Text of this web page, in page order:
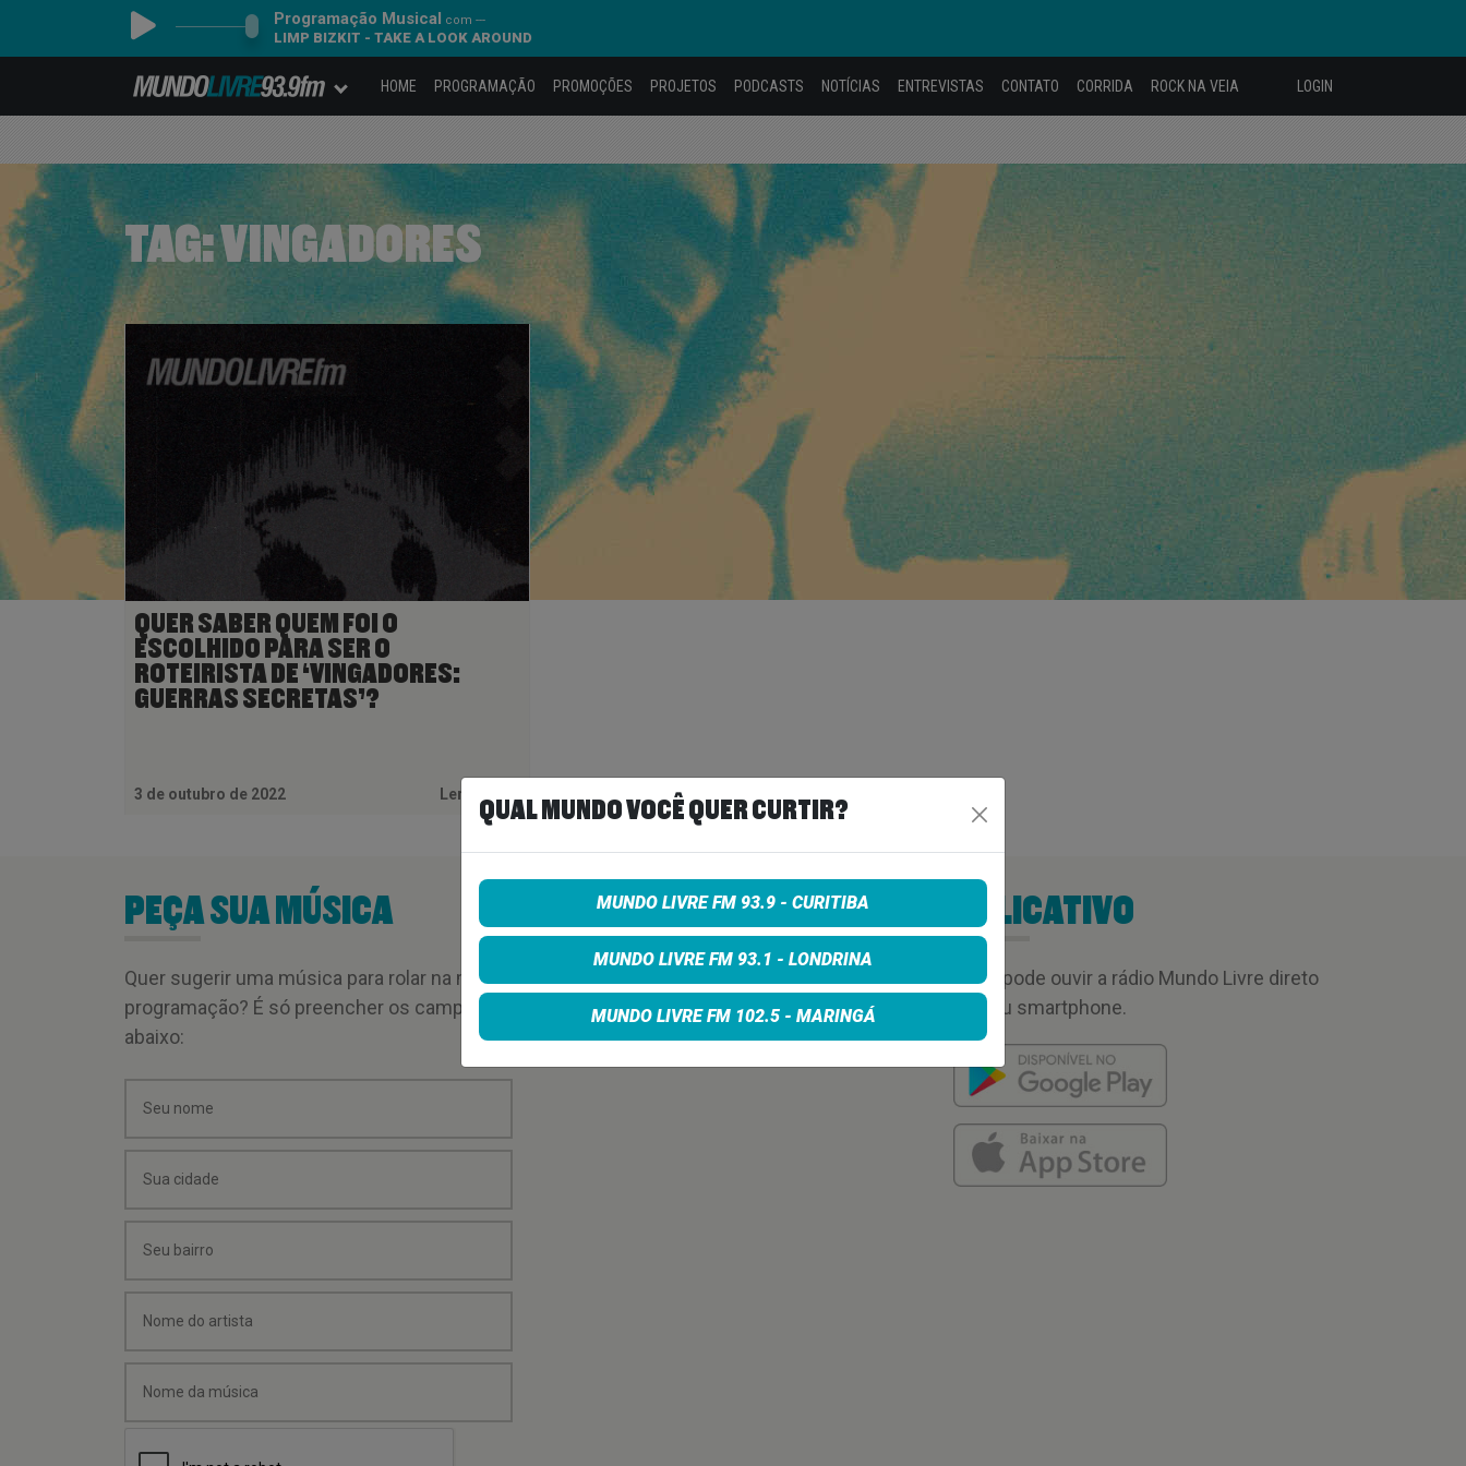
Programação Musical com ---
LIMP BIZKIT - TAKE A LOOK AROUND
HOME PROGRAMAÇÃO PROMOÇÕES PROJETOS PODCASTS NOTÍCIAS ENTREVISTAS CONTATO CORRIDA ROCK NA VEIA LOGIN
TAG:VINGADORES
QUER SABER QUEM FOI O
ESCOLHIDO PARA SER O
ROTEIRISTA DE ‘VINGADORES:
GUERRAS SECRETAS’?
3 de outubro de 2022 Ler Mais
PEÇA SUA MÚSICA
Quer sugerir uma música para rolar na minha
programação? É só preencher os campos
abaixo:
APLICATIVO
Você pode ouvir a rádio Mundo Livre direto
no seu smartphone.
QUAL MUNDO VOCÊ QUER CURTIR?
MUNDO LIVRE FM 93.9 - CURITIBA
MUNDO LIVRE FM 93.1 - LONDRINA
MUNDO LIVRE FM 102.5 - MARINGÁ